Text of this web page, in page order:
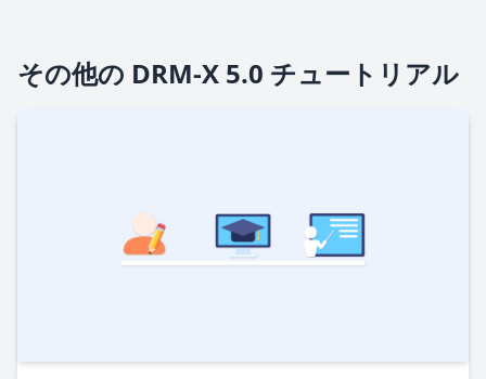
その他の DRM-X 5.0 チュートリアル